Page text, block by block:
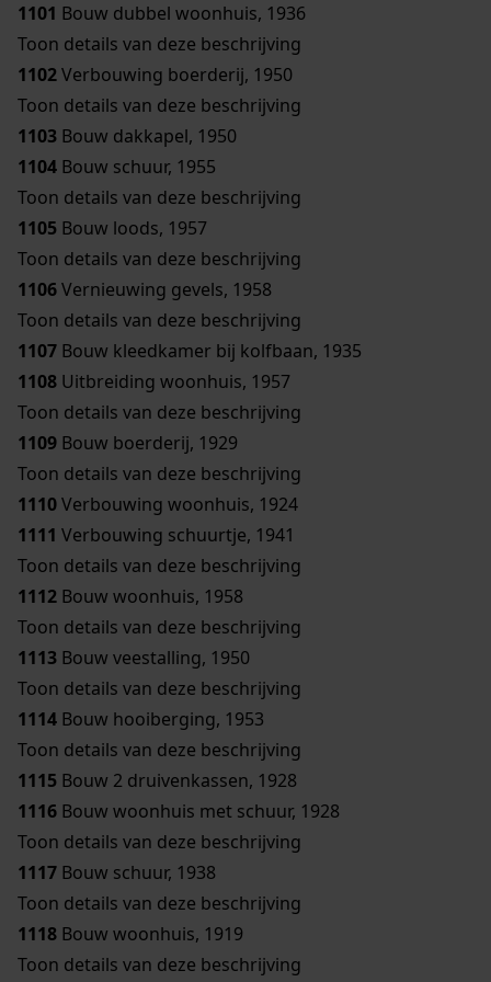
1101 Bouw dubbel woonhuis, 1936
Toon details van deze beschrijving
1102Verbouwing boerderij, 1950
Toon details van deze beschrijving
1103 Bouw dakkapel, 1950
1104 Bouw schuur, 1955
Toon details van deze beschrijving
1105 Bouw loods, 1957
Toon details van deze beschrijving
1106Vernieuwing gevels, 1958
Toon details van deze beschrijving
1107 Bouw kleedkamer bij kolfbaan, 1935
1108 Uitbreiding woonhuis, 1957
Toon details van deze beschrijving
1109 Bouw boerderij, 1929
Toon details van deze beschrijving
1110Verbouwing woonhuis, 1924
1111 Verbouwing schuurtje, 1941
Toon details van deze beschrijving
1112 Bouw woonhuis, 1958
Toon details van deze beschrijving
1113 Bouw veestalling, 1950
Toon details van deze beschrijving
1114 Bouw hooiberging, 1953
Toon details van deze beschrijving
1115 Bouw 2 druivenkassen, 1928
1116 Bouw woonhuis met schuur, 1928
Toon details van deze beschrijving
1117 Bouw schuur, 1938
Toon details van deze beschrijving
1118 Bouw woonhuis, 1919
Toon details van deze beschrijving